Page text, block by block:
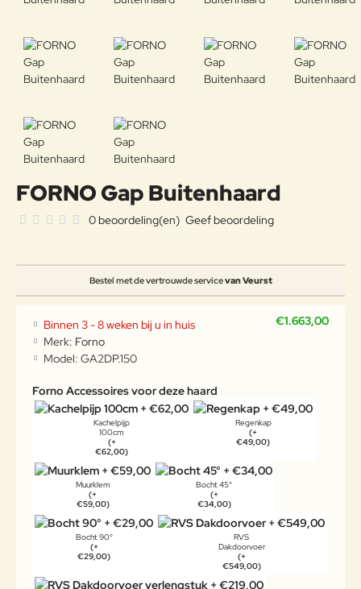
FORNO Gap Buitenhaard
Bestel met de vertrouwde servicevan Veurst
0 beoordeling(en) Geef beoordeling
€1.663,00
Binnen 3 - 8 weken bij u in huis
Merk: Forno
Model: GA2DP.150
Forno Accessoires voor deze haard
Kachelpijp
100cm
(+
€62,00)
Regenkap
(+
€49,00)
Muurklem
(+
€59,00)
Bocht 45°
(+
€34,00)
Bocht 90°
(+
€29,00)
RVS
Dakdoorvoer
(+
€549,00)